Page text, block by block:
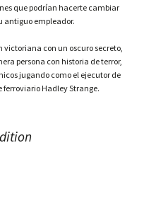
que podrían hacerte cambiar
antiguo empleador.
con un oscuro secreto,
persona con historia de terror,
jugando como el ejecutor de
Hadley Strange.